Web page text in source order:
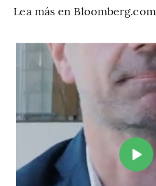
Lea más en Bloomberg.com